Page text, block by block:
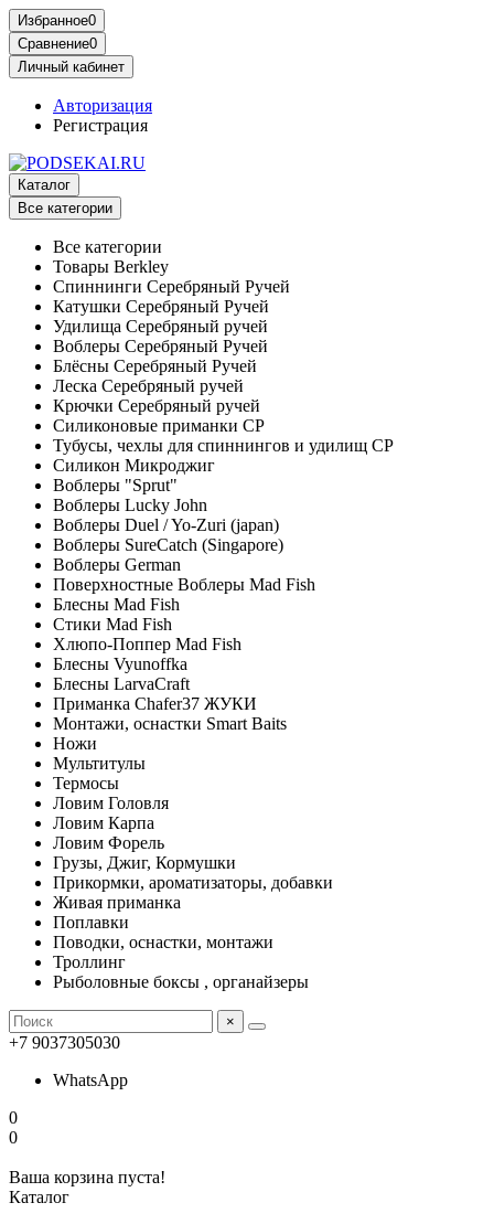
Избранное0
Сравнение0
Личный кабинет
Авторизация
Регистрация
Каталог
Все категории
Все категории
Товары Berkley
Спиннинги Серебряный Ручей
Катушки Серебряный Ручей
Удилища Серебряный ручей
Воблеры Серебряный Ручей
Блёсны Серебряный Ручей
Леска Серебряный ручей
Крючки Серебряный ручей
Силиконовые приманки СР
Тубусы, чехлы для спиннингов и удилищ СР
Силикон Микроджиг
Воблеры "Sprut"
Воблеры Lucky John
Воблеры Duel / Yo-Zuri (japan)
Воблеры SureCatch (Singapore)
Воблеры German
Поверхностные Воблеры Mad Fish
Блесны Mad Fish
Стики Mad Fish
Хлюпо-Поппер Mad Fish
Блесны Vyunoffka
Блесны LarvaCraft
Приманка Chafer37 ЖУКИ
Монтажи, оснастки Smart Baits
Ножи
Мультитулы
Термосы
Ловим Головля
Ловим Карпа
Ловим Форель
Грузы, Джиг, Кормушки
Прикормки, ароматизаторы, добавки
Живая приманка
Поплавки
Поводки, оснастки, монтажи
Троллинг
Рыболовные боксы , органайзеры
×
+7 9037305030
WhatsApp
0
0
Ваша корзина пуста!
Каталог